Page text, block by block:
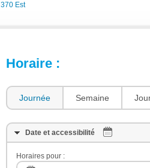
370 Est
Horaire :
Journée Semaine
Date et accessibilité
Horaires pour :